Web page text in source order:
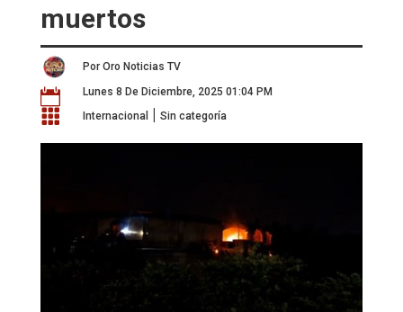
muertos
Por Oro Noticias TV
 Lunes 8 De Diciembre, 2025 01:04 PM
 Internacional | Sin categoría